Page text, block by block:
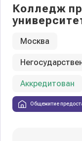
Колледж
Москва
Аккредитован
Общежитие